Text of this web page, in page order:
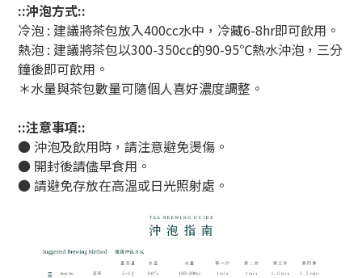
::沖泡方式::
冷泡 : 建議將茶包放入400cc水中，冷藏6-8hr即可飲用 。
熱泡 : 建議將茶包以300-350cc的90-95℃熱水沖泡，三分
鐘後即可飲用。
＊水量與茶包數量可隨個人喜好濃度調整。
::注意事項::
●沖泡及飲用時，請注意避免燙傷。
● 開封後請儘早食用。
●請避免存放在高溫或日光照射處。